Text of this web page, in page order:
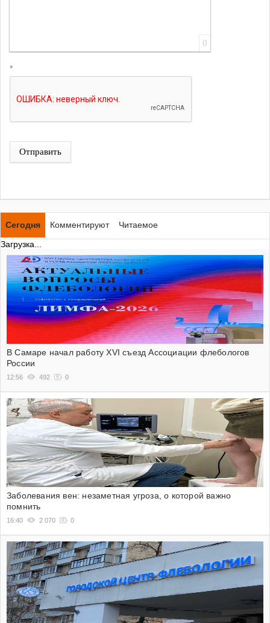
0
*
Отправить
Сегодня Комментируют
Читаемое
Загрузка...
В Самаре начал работу XVI съезд Ассоциации флебологов
России
12:56 492 0
Заболевания вен: незаметная угроза, о которой важно
помнить
16:40 2 070 0